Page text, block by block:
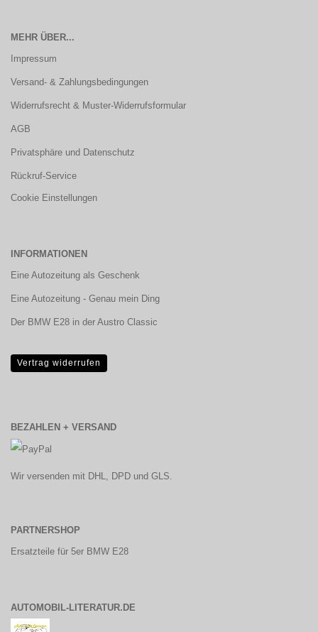
MEHR ÜBER...
Impressum
Versand- & Zahlungsbedingungen
Widerrufsrecht & Muster-Widerrufsformular
AGB
Privatsphäre und Datenschutz
Rückruf-Service
Cookie Einstellungen
INFORMATIONEN
Eine Autozeitung als Geschenk
Eine Autozeitung - Genau mein Ding
Der BMW E28 in der Austro Classic
Vertrag widerrufen
BEZAHLEN + VERSAND
Wir versenden mit DHL, DPD und GLS.
PARTNERSHOP
Ersatzteile für 5er BMW E28
AUTOMOBIL-LITERATUR.DE